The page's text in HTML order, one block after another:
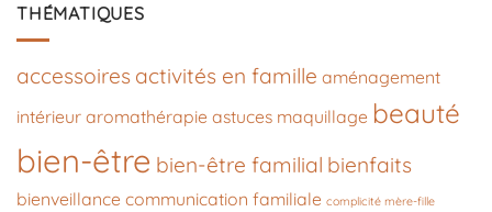
THÉMATIQUES
accessoires activités en famille aménagement
intérieur aromathérapie astuces maquillage beauté
bien-être bien-être familial bienfaits
bienveillance communication familiale complicité mère-fille